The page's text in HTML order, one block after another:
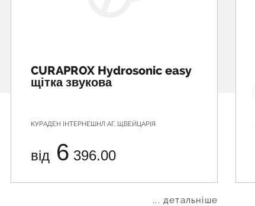
CURAPROX Hydrosonic easy
щітка звукова
КУРАДЕН ІНТЕРНЕШНЛ АГ, ЩВЕЙЦАРІЯ
від 6 396.00
... детальніше